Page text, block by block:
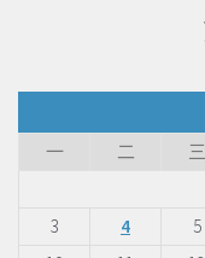
一
二 三
3
4 5